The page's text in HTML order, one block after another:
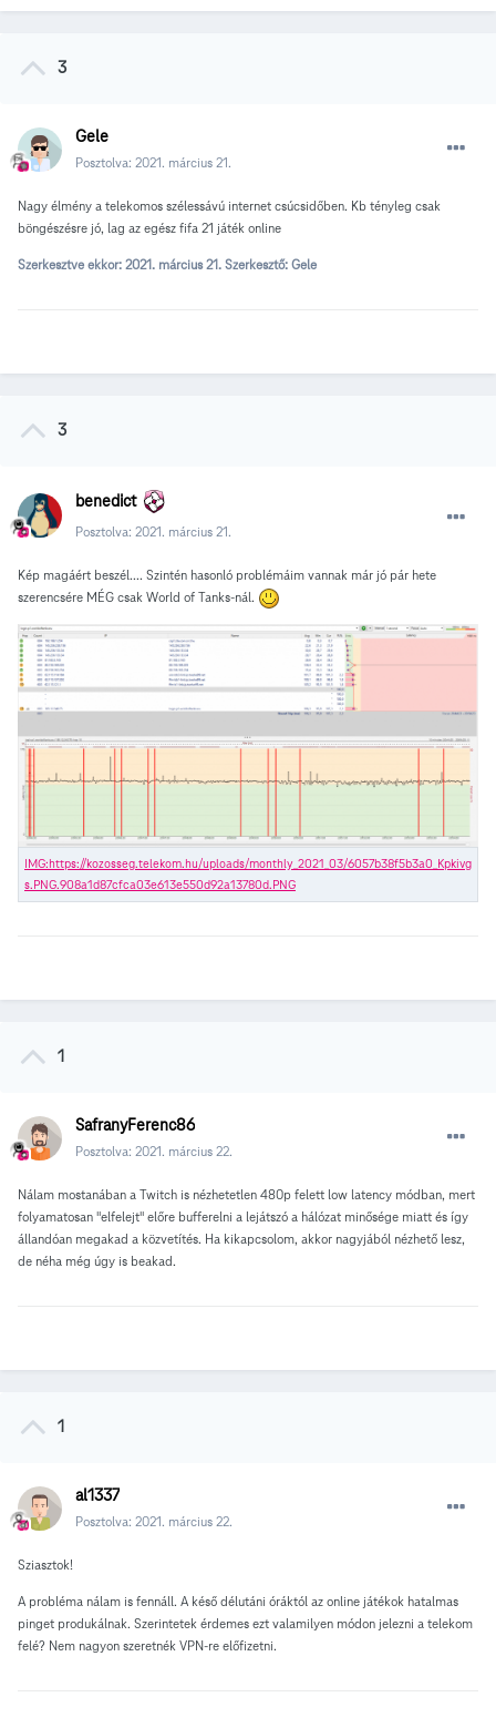
3
Gele
Posztolva: 2021. március 21.
Nagy élmény a telekomos szélessávú internet csúcsidőben. Kb tényleg csak
böngészésre jó, lag az egész fifa 21 játék online
Szerkesztve ekkor: 2021. március 21. Szerkesztő: Gele
3
benedict
Posztolva: 2021. március 21.
Kép magáért beszél.... Szintén hasonló problémáim vannak már jó pár hete
szerencsére MÉG csak World of Tanks-nál.
1
SafranyFerenc86
Posztolva: 2021. március 22.
Nálam mostanában a Twitch is nézhetetlen 480p felett low latency módban, mert
folyamatosan "elfelejt" előre bufferelni a lejátszó a hálózat minősége miatt és így
állandóan megakad a közvetítés. Ha kikapcsolom, akkor nagyjából nézhető lesz,
de néha még úgy is beakad.
1
al1337
Posztolva: 2021. március 22.
Sziasztok!
A probléma nálam is fennáll. A késő délutáni óráktól az online játékok hatalmas
pinget produkálnak. Szerintetek érdemes ezt valamilyen módon jelezni a telekom
felé? Nem nagyon szeretnék VPN-re előfizetni.